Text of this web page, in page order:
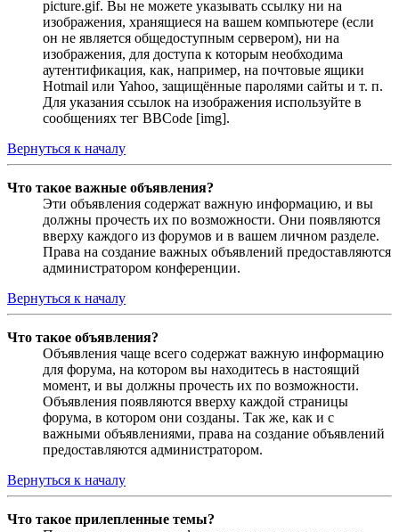
picture.gif. Вы не можете указывать ссылку ни на
изображения, хранящиеся на вашем компьютере (если
он не является общедоступным сервером), ни на
изображения, для доступа к которым необходима
аутентификация, как, например, на почтовые ящики
Hotmail или Yahoo, защищённые паролями сайты и т. п.
Для указания ссылок на изображения используйте в
сообщениях тег BBCode [img].
Вернуться к началу
Что такое важные объявления?
Эти объявления содержат важную информацию, и вы
должны прочесть их по возможности. Они появляются
вверху каждого из форумов и в вашем личном разделе.
Права на создание важных объявлений предоставляются
администратором конференции.
Вернуться к началу
Что такое объявления?
Объявления чаще всего содержат важную информацию
для форума, на котором вы находитесь в настоящий
момент, и вы должны прочесть их по возможности.
Объявления появляются вверху каждой страницы
форума, в котором они созданы. Так же, как и с
важными объявлениями, права на создание объявлений
предоставляются администратором.
Вернуться к началу
Что такое прилепленные темы?